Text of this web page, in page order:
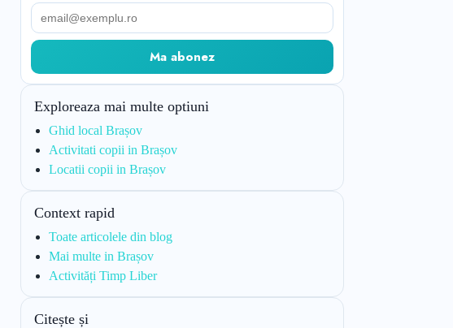
Email
Ma abonez
Exploreaza mai multe optiuni
Ghid local Brașov
Activitati copii in Brașov
Locatii copii in Brașov
Context rapid
Toate articolele din blog
Mai multe in Brașov
Activități Timp Liber
Citește și